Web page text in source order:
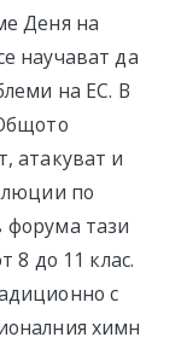
Деня на
научават да
на ЕС. В
атакуват и
по
тази
8 до 11 клас.
с
химн